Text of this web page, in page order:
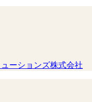
ーションズ株式会社